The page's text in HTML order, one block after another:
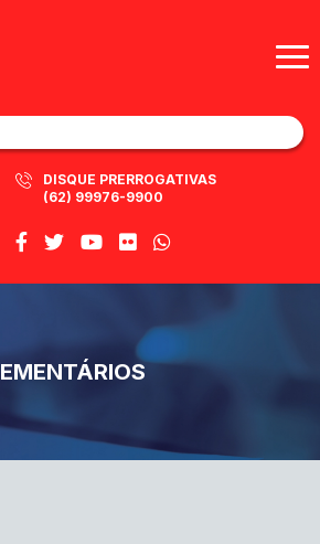
DISQUE PRERROGATIVAS
(62) 99976-9900
EMENTÁRIOS